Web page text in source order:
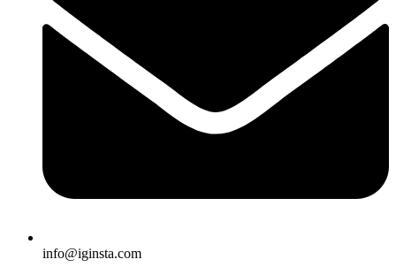
info@iginsta.com